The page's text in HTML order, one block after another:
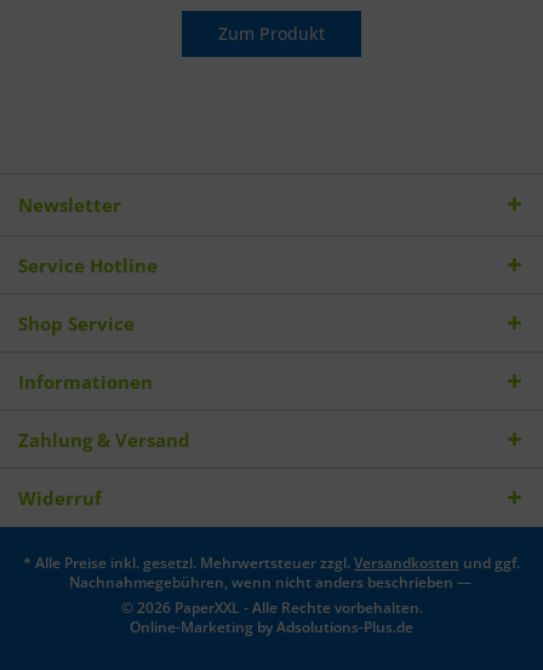
Zum Produkt
Newsletter
Service Hotline
Shop Service
Informationen
Zahlung & Versand
Widerruf
* Alle Preise inkl. gesetzl. Mehrwertsteuer zzgl.Versandkosten und ggf.
Nachnahmegebühren, wenn nicht anders beschrieben —
© 2026 PaperXXL - Alle Rechte vorbehalten.
Online-Marketing byAdsolutions-Plus.de